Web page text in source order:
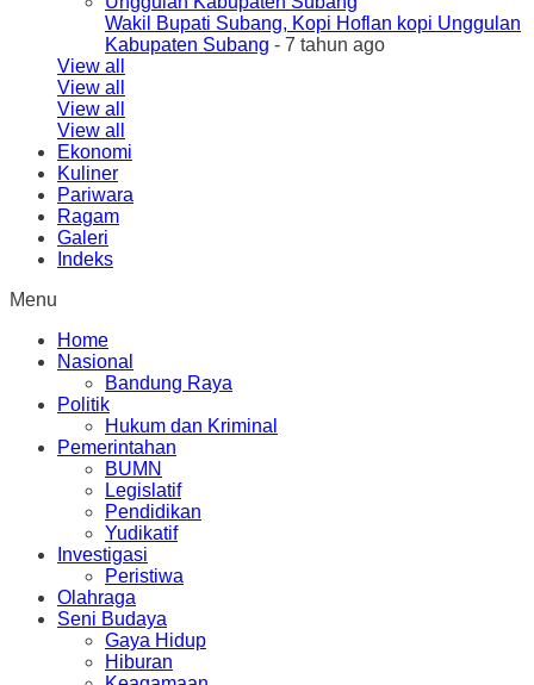
Wakil Bupati Subang, Kopi Hoflan kopi Unggulan
Kabupaten Subang - 7 tahun ago
View all
View all
View all
View all
Ekonomi
Kuliner
Pariwara
Ragam
Galeri
Indeks
Menu
Home
Nasional
Bandung Raya
Politik
Hukum dan Kriminal
Pemerintahan
BUMN
Legislatif
Pendidikan
Yudikatif
Investigasi
Peristiwa
Olahraga
Seni Budaya
Gaya Hidup
Hiburan